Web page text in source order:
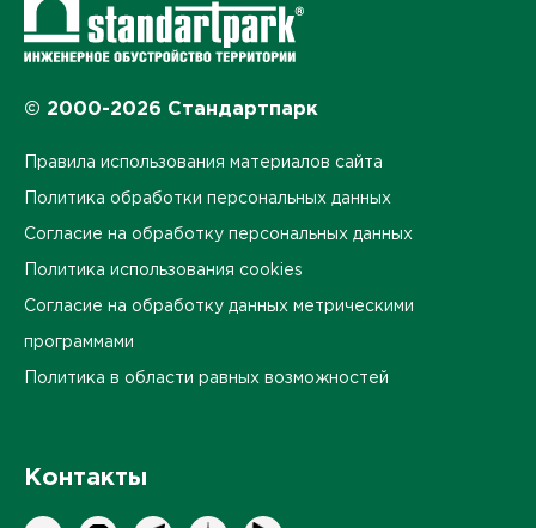
© 2000-2026 Стандартпарк
Правила использования материалов сайта
Политика обработки персональных данных
Согласие на обработку персональных данных
Политика использования cookies
Согласие на обработку данных метрическими
программами
Политика в области равных возможностей
Контакты